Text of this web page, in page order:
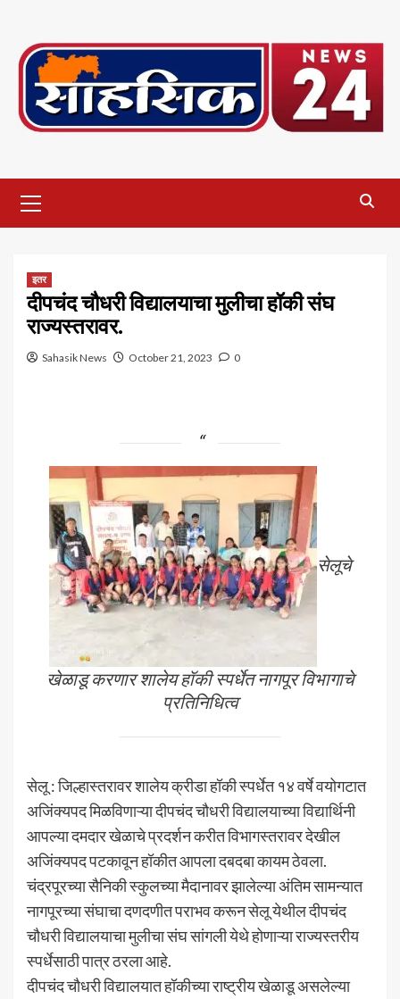
content
Menu
इतर
दीपचंद चौधरी विद्यालयाचा मुलीचा हॉकी संघ
राज्यस्तरावर.
Sahasik News October 21, 2023 0
सेलूचे
खेळाडू करणार शालेय हॉकी स्पर्धेत नागपूर विभागाचे
प्रतिनिधित्व
सेलू : जिल्हास्तरावर शालेय क्रीडा हॉकी स्पर्धेत १४ वर्षे वयोगटात
अजिंक्यपद मिळविणाऱ्या दीपचंद चौधरी विद्यालयाच्या विद्यार्थिनी
आपल्या दमदार खेळाचे प्रदर्शन करीत विभागस्तरावर देखील
अजिंक्यपद पटकावून हॉकीत आपला दबदबा कायम ठेवला.
चंद्रपूरच्या सैनिकी स्कुलच्या मैदानावर झालेल्या अंतिम सामन्यात
नागपूरच्या संघाचा दणदणीत पराभव करून सेलू येथील दीपचंद
चौधरी विद्यालयाचा मुलीचा संघ सांगली येथे होणाऱ्या राज्यस्तरीय
स्पर्धेसाठी पात्र ठरला आहे.
दीपचंद चौधरी विद्यालयात हॉकीच्या राष्ट्रीय खेळाडू असलेल्या